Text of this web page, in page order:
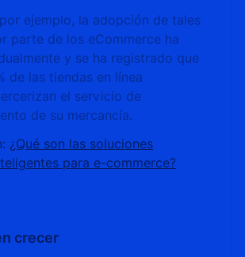
ejemplo, la adopción de tales
parte de los eCommerce ha
y se ha registrado que
de las tiendas en línea
el servicio de
de su mercancía.
¿Qué son las soluciones
para e-commerce?
crecer